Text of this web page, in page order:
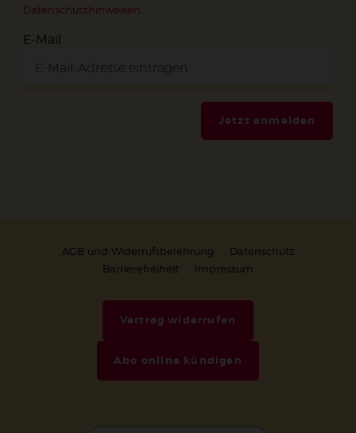
Datenschutzhinweisen.
E-Mail
Jetzt anmelden
AGB und Widerrufsbelehrung
Datenschutz
Barrierefreiheit
Impressum
Vertrag widerrufen
Abo online kündigen